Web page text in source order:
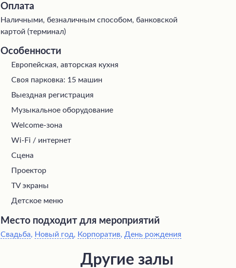
Оплата
Наличными, безналичным способом, банковской
картой (терминал)
Особенности
Европейская, авторская кухня
Своя парковка: 15 машин
Выездная регистрация
Музыкальное оборудование
Welcome-зона
Wi-Fi / интернет
Сцена
Проектор
TV экраны
Детское меню
Место подходит для мероприятий
Свадьба, Новый год, Корпоратив, День рождения
Другие залы